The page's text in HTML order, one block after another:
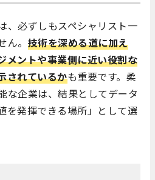
、必ずしもスペシャリスト一
。 技術を深める道に加え
メントや事業側に近い役割な
されているかも重要です。柔
な企業は、結果としてデータ
を発揮できる場所」として選